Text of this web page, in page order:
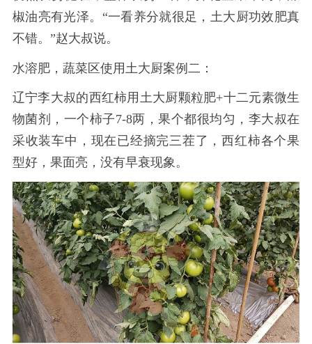
椒油亮有光泽。“一看养分就很足，土大厨功效肥真
不错。”赵大叔说。
水溶肥，蔬菜区使用土大厨案例二：
辽宁李大叔的西红柿用土大厨颗粒肥+十二元素微生
物菌剂，一个柿子7-8两，果个都很均匀，李大叔在
采收装车中，现在已经摘完三茬了，西红柿各个果
型好，果面亮，没有早衰现象。